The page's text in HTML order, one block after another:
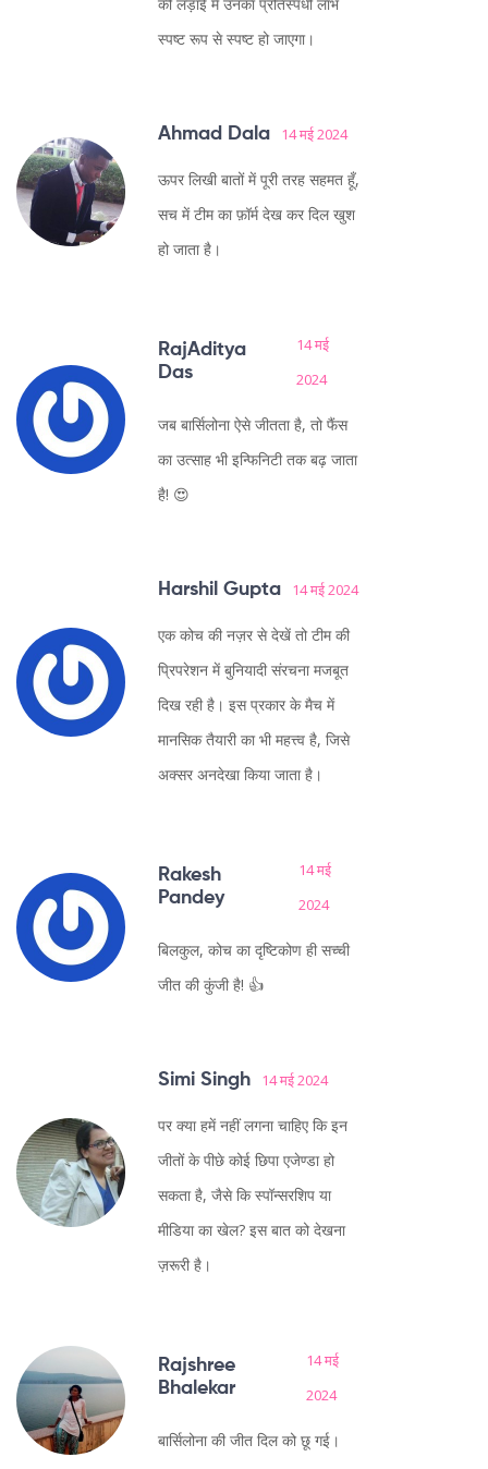
स्पष्ट रूप से स्पष्ट हो जाएगा।
Ahmad Dala 14 मई 2024
ऊपर लिखी बातों में पूरी तरह सहमत हूँ,
सच में टीम का फ़ॉर्म देख कर दिल खुश
हो जाता है।
RajAditya
Das
14 मई
2024
जब बार्सिलोना ऐसे जीतता है, तो फैंस
का उत्साह भी इन्फिनिटी तक बढ़ जाता
है! 😍
Harshil Gupta 14 मई 2024
एक कोच की नज़र से देखें तो टीम की
प्रिपरेशन में बुनियादी संरचना मजबूत
दिख रही है। इस प्रकार के मैच में
मानसिक तैयारी का भी महत्त्व है, जिसे
अक्सर अनदेखा किया जाता है।
Rakesh
Pandey
14 मई
2024
बिलकुल, कोच का दृष्टिकोण ही सच्ची
जीत की कुंजी है! 👍
Simi Singh 14 मई 2024
पर क्या हमें नहीं लगना चाहिए कि इन
जीतों के पीछे कोई छिपा एजेण्डा हो
सकता है, जैसे कि स्पॉन्सरशिप या
मीडिया का खेल? इस बात को देखना
ज़रूरी है।
Rajshree
Bhalekar
14 मई
2024
बार्सिलोना की जीत दिल को छू गई।